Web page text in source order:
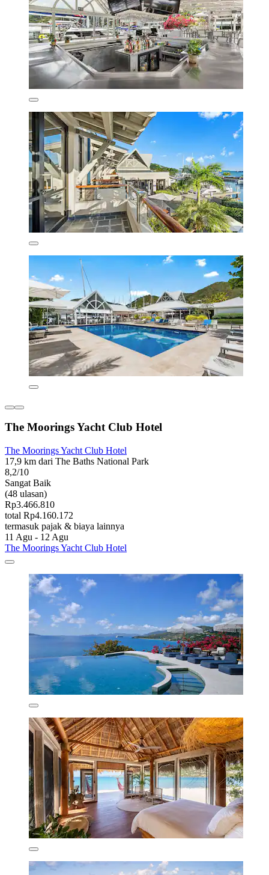
The Moorings Yacht Club Hotel
The Moorings Yacht Club Hotel
17,9 km dari The Baths National Park
8,2/10
Sangat Baik
(48 ulasan)
Rp3.466.810
total Rp4.160.172
termasuk pajak & biaya lainnya
11 Agu - 12 Agu
The Moorings Yacht Club Hotel